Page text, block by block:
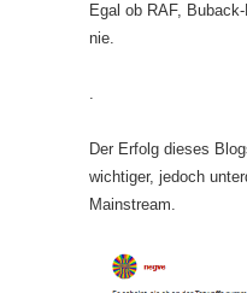
Egal ob RAF,
nie.
.
Der Erfolg dieses
wichtiger, jedoch
Mainstream.